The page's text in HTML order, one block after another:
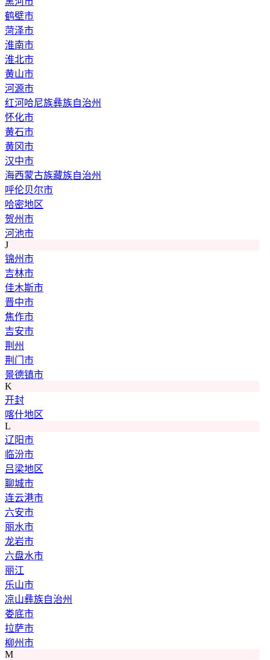
鹤壁市
菏泽市
淮南市
淮北市
黄山市
河源市
红河哈尼族彝族自治州
怀化市
黄石市
黄冈市
汉中市
海西蒙古族藏族自治州
呼伦贝尔市
哈密地区
贺州市
河池市
J
锦州市
吉林市
佳木斯市
晋中市
焦作市
吉安市
荆州
荆门市
景德镇市
K
开封
喀什地区
L
辽阳市
临汾市
吕梁地区
聊城市
连云港市
六安市
丽水市
龙岩市
六盘水市
丽江
乐山市
凉山彝族自治州
娄底市
拉萨市
柳州市
M